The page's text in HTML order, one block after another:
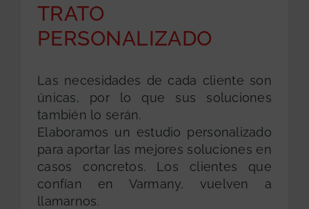
TRATO
PERSONALIZADO
Las necesidades de cada cliente son
únicas, por lo que sus soluciones
también lo serán.
Elaboramos un estudio personalizado
para aportar las mejores soluciones en
casos concretos. Los clientes que
confían en Varmany, vuelven a
llamarnos.